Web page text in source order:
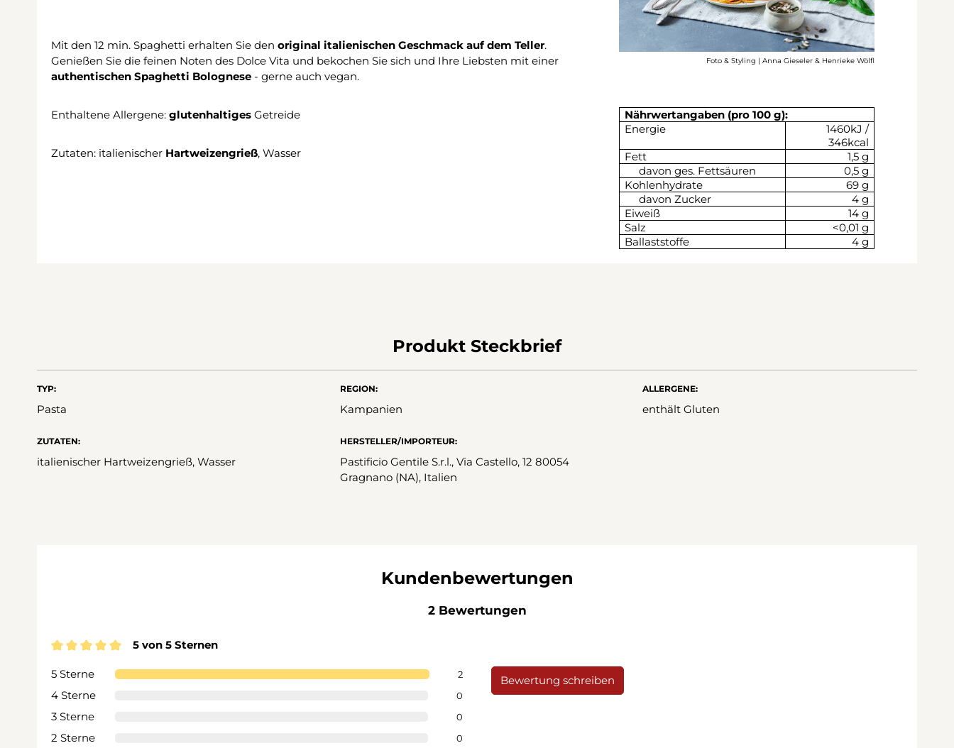
Mit den 12 min. Spaghetti erhalten Sie den original italienischen Geschmack auf dem Teller.
Genießen Sie die feinen Noten des Dolce Vita und bekochen Sie sich und Ihre Liebsten mit einer
authentischen Spaghetti Bolognese - gerne auch vegan.
Foto & Styling | Anna Gieseler & Henrieke Wölfl
Enthaltene Allergene: glutenhaltiges Getreide
Zutaten: italienischer Hartweizengrieß, Wasser
Nährwertangaben (pro 100 g):
Energie
1460kJ /
346kcal
Fett
1,5 g
davon ges. Fettsäuren
0,5 g
Kohlenhydrate
69 g
davon Zucker
4 g
Eiweiß
14 g
Salz
<0,01 g
Ballaststoffe
4 g
Produkt Steckbrief
TYP:
Pasta
REGION:
Kampanien
ALLERGENE:
enthält Gluten
ZUTATEN:
italienischer Hartweizengrieß, Wasser
HERSTELLER/IMPORTEUR:
Pastificio Gentile S.r.l., Via Castello, 12 80054
Gragnano (NA), Italien
Kundenbewertungen
2 Bewertungen
5 von 5 Sternen
5 Sterne 2
4 Sterne 0
3 Sterne 0
2 Sterne 0
Bewertung schreiben